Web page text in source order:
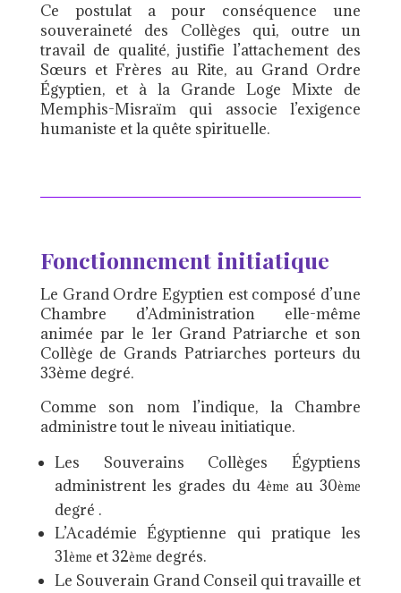
Ce postulat a pour conséquence une
souveraineté des Collèges qui, outre un
travail de qualité, justifie l’attachement des
Sœurs et Frères au Rite, au Grand Ordre
Égyptien, et à la Grande Loge Mixte de
Memphis-Misraïm qui associe l’exigence
humaniste et la quête spirituelle.
Fonctionnement initiatique
Le Grand Ordre Egyptien est composé d’une
Chambre d’Administration elle-même
animée par le 1er Grand Patriarche et son
Collège de Grands Patriarches porteurs du
33ème degré.
Comme son nom l’indique, la Chambre
administre tout le niveau initiatique.
Les Souverains Collèges Égyptiens
administrent les grades du 4ème au 30ème
degré .
L’Académie Égyptienne qui pratique les
31ème et 32ème degrés.
Le Souverain Grand Conseil qui travaille et